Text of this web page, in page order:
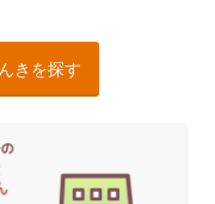
きを探す